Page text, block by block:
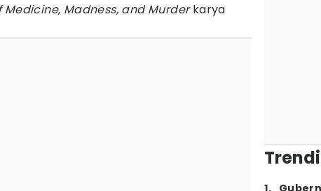
Medicine, Madness, and Murderkarya
1.